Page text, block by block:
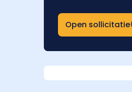
Open sollicitatie